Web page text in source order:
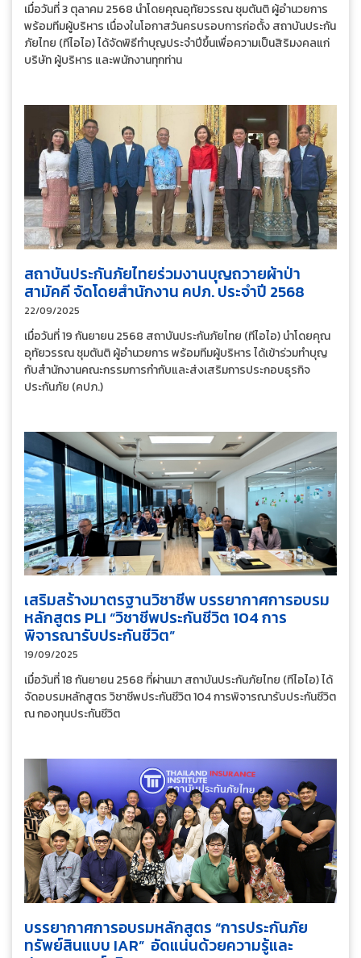
เมื่อวันที่ 3 ตุลาคม 2568 นำโดยคุณอุทัยวรรณ ชุมตันติ ผู้อำนวยการ
พร้อมทีมผู้บริหาร เนื่องในโอกาสวันครบรอบการก่อตั้ง สถาบันประกัน
ภัยไทย (ทีไอไอ) ได้จัดพิธีทำบุญประจำปีขึ้นเพื่อความเป็นสิริมงคลแก่
บริษัท ผู้บริหาร และพนักงานทุกท่าน
สถาบันประกันภัยไทยร่วมงานบุญถวายผ้าป่า
สามัคคี จัดโดยสำนักงาน คปภ. ประจำปี 2568
22/09/2025
เมื่อวันที่ 19 กันยายน 2568 สถาบันประกันภัยไทย (ทีไอไอ) นำโดยคุณ
อุทัยวรรณ ชุมตันติ ผู้อำนวยการ พร้อมทีมผู้บริหาร ได้เข้าร่วมทำบุญ
กับสำนักงานคณะกรรมการกำกับและส่งเสริมการประกอบธุรกิจ
ประกันภัย (คปภ.)
เสริมสร้างมาตรฐานวิชาชีพ บรรยากาศการอบรม
หลักสูตร PLI “วิชาชีพประกันชีวิต 104 การ
พิจารณารับประกันชีวิต”
19/09/2025
เมื่อวันที่ 18 กันยายน 2568 ที่ผ่านมา สถาบันประกันภัยไทย (ทีไอไอ) ได้
จัดอบรมหลักสูตร วิชาชีพประกันชีวิต 104 การพิจารณารับประกันชีวิต
ณ กองทุนประกันชีวิต
บรรยากาศการอบรมหลักสูตร “การประกันภัย
ทรัพย์สินแบบ IAR” อัดแน่นด้วยความรู้และ